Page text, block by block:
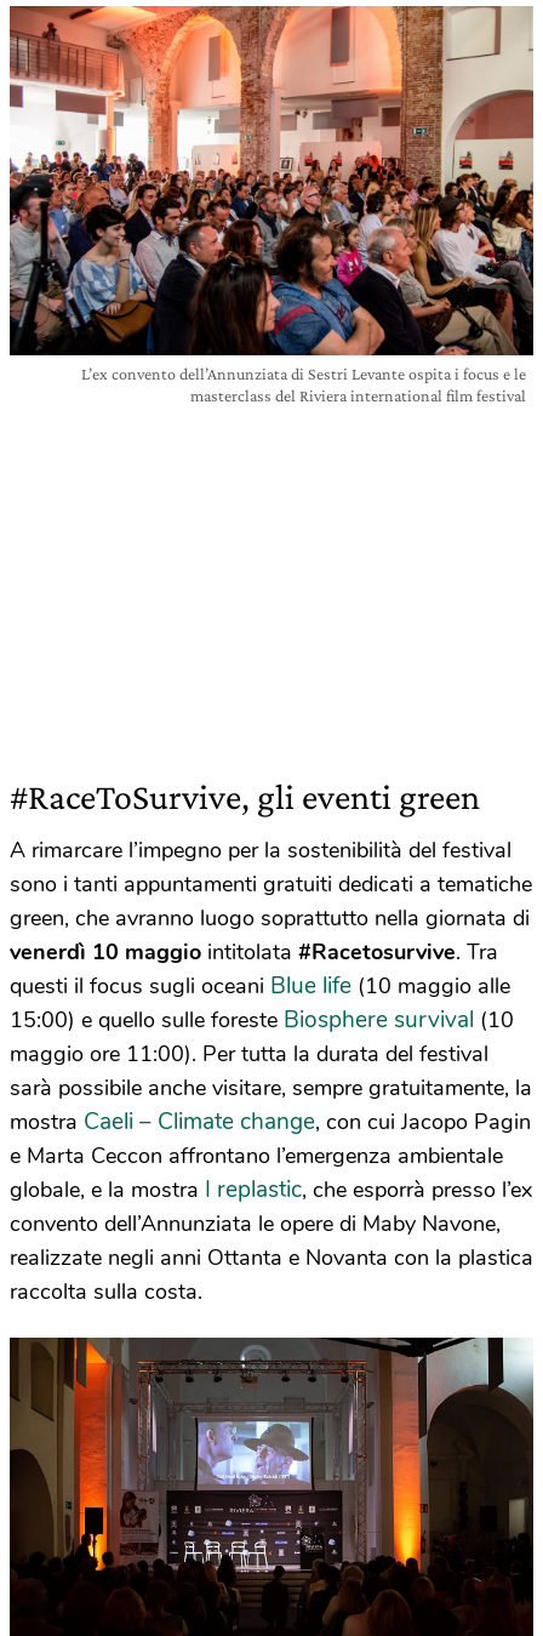
L’ex convento dell’Annunziata di Sestri Levante ospita i focus e le
masterclass del Riviera international film festival
#RaceToSurvive, gli eventi green
A rimarcare l’impegno per la sostenibilità del festival
sono i tanti appuntamenti gratuiti dedicati a tematiche
green, che avranno luogo soprattutto nella giornata di
venerdì 10 maggio intitolata #Racetosurvive. Tra
questi il focus sugli oceani Blue life (10 maggio alle
15:00) e quello sulle foreste Biosphere survival (10
maggio ore 11:00). Per tutta la durata del festival
sarà possibile anche visitare, sempre gratuitamente, la
mostra Caeli – Climate change, con cui Jacopo Pagin
e Marta Ceccon affrontano l’emergenza ambientale
globale, e la mostra I replastic, che esporrà presso l’ex
convento dell’Annunziata le opere di Maby Navone,
realizzate negli anni Ottanta e Novanta con la plastica
raccolta sulla costa.